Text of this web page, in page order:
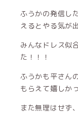
ふうかの発信し
えるとやる気が
みんなドレス似
た！！！
ふうかも平さん
もらえて嬉しか
また無理はせず